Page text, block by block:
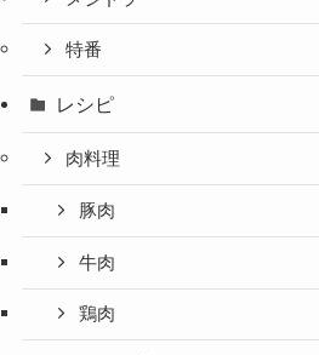
特番
レシピ
肉料理
豚肉
牛肉
鶏肉